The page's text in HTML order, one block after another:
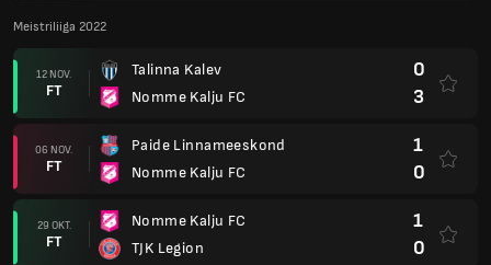
Meistriliiga 2022
12 NOV.
FT
Talinna Kalev
Nomme Kalju FC
0
3
06 NOV.
FT
Paide Linnameeskond
Nomme Kalju FC
1
0
29 OKT.
FT
Nomme Kalju FC
TJK Legion
1
0